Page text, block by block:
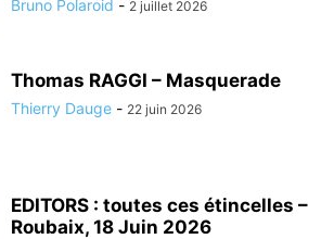
Bruno Polaroid - 2 juillet 2026
Thomas RAGGI – Masquerade
Thierry Dauge - 22 juin 2026
EDITORS : toutes ces étincelles –
Roubaix, 18 Juin 2026